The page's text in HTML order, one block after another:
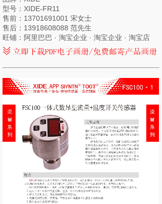
型号：XIDE-FR11
售前：13701691001 宋女士
售后：13918608088 范先生
旺铺：阿里巴巴 · 淘宝企业 · 淘宝企业 · 淘宝店